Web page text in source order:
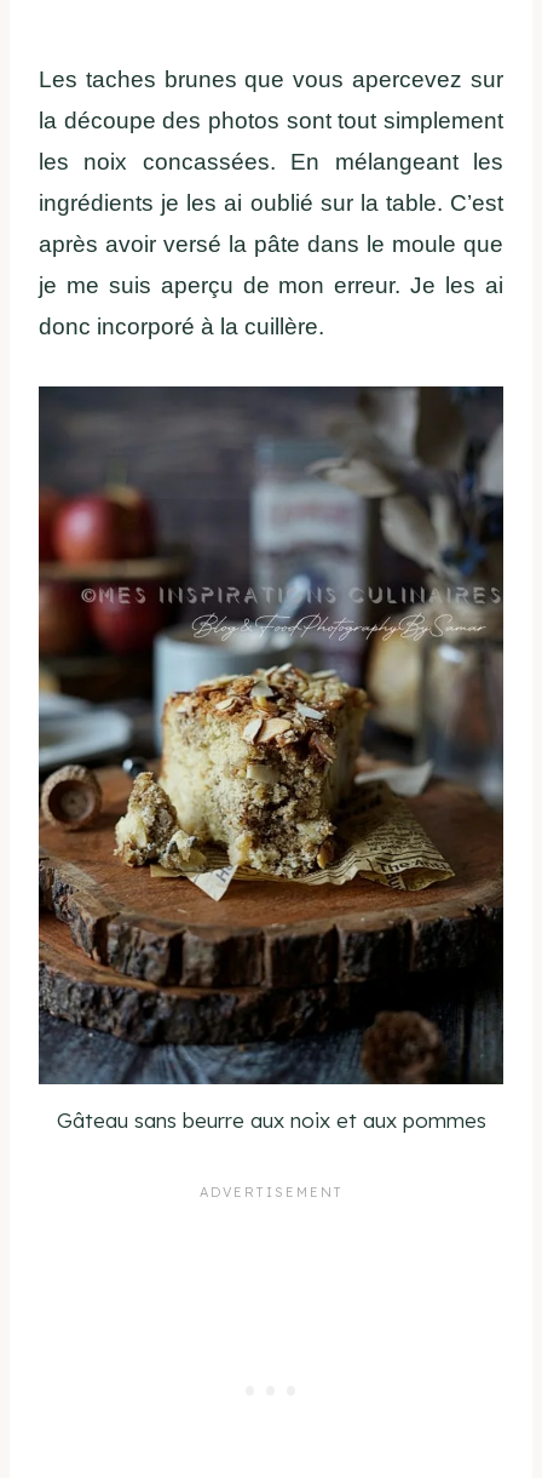
Les taches brunes que vous apercevez sur
la découpe des photos sont tout simplement
les noix concassées. En mélangeant les
ingrédients je les ai oublié sur la table. C’est
après avoir versé la pâte dans le moule que
je me suis aperçu de mon erreur. Je les ai
donc incorporé à la cuillère.
Gâteau sans beurre aux noix et aux pommes